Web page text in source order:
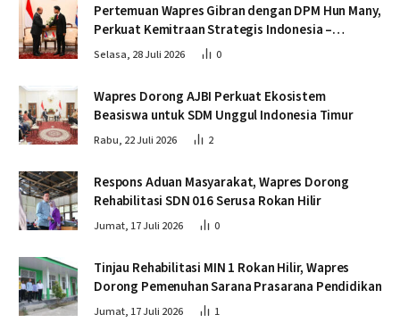
Pertemuan Wapres Gibran dengan DPM Hun Many,
Perkuat Kemitraan Strategis Indonesia –
Kamboja
Selasa, 28 Juli 2026 0
Wapres Dorong AJBI Perkuat Ekosistem
Beasiswa untuk SDM Unggul Indonesia Timur
Rabu, 22 Juli 2026 2
Respons Aduan Masyarakat, Wapres Dorong
Rehabilitasi SDN 016 Serusa Rokan Hilir
Jumat, 17 Juli 2026 0
Tinjau Rehabilitasi MIN 1 Rokan Hilir, Wapres
Dorong Pemenuhan Sarana Prasarana Pendidikan
Jumat, 17 Juli 2026 1